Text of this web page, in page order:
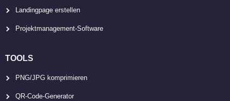
Landingpage erstellen
Projektmanagement-Software
TOOLS
PNG/JPG komprimieren
QR-Code-Generator